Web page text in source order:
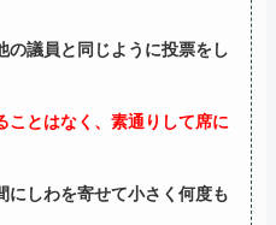
の議員と同じように投票をし
ことはなく、素通りして席に
にしわを寄せて小さく何度も